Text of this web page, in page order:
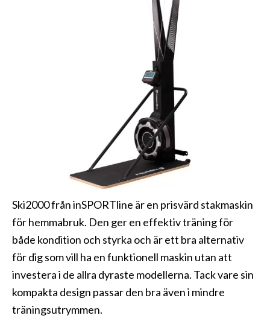
Ski2000 från inSPORTline är en prisvärd stakmaskin
för hemmabruk. Den ger en effektiv träning för
både kondition och styrka och är ett bra alternativ
för dig som vill ha en funktionell maskin utan att
investera i de allra dyraste modellerna. Tack vare sin
kompakta design passar den bra även i mindre
träningsutrymmen.